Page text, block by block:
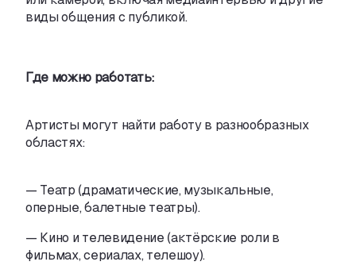
виды общения с публикой.
Где можно работать:
Артисты могут найти работу в разнообразных
областях:
— Театр (драматические, музыкальные,
оперные,балетные театры).
— Кино и телевидение (актёрские роли в
фильмах,сериалах, телешоу).